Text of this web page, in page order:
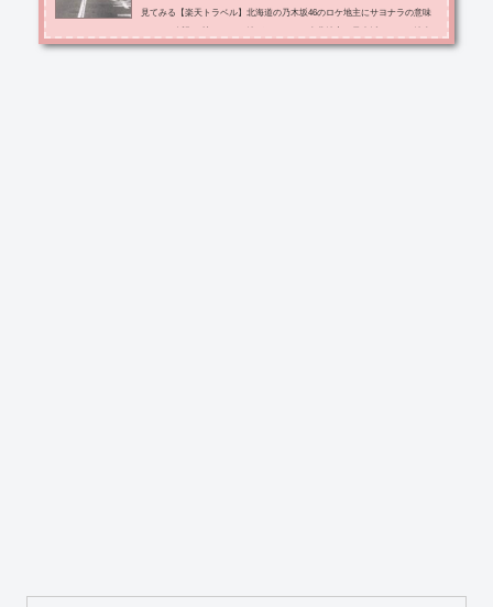
見てみる【楽天トラベル】北海道の乃木坂46のロケ地主にサヨナラの意味
のヒット祈願で訪れたロケ地があります。東北地方の乃木坂46のロケ地東
北地方にあるロケ地をまとめて紹介しています。青森・岩手・宮城・福島